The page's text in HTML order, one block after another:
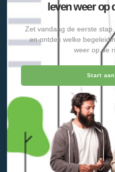
leven weer op
Zet vandaag de eerste
en ontdek welke
weer op de
Start